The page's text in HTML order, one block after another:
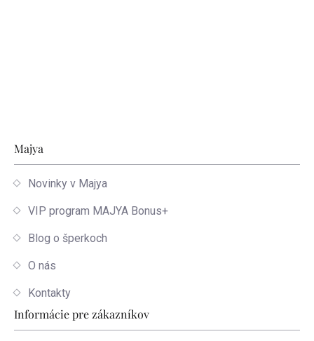
Zápätie
Majya
Novinky v Majya
VIP program MAJYA Bonus+
Blog o šperkoch
O nás
Kontakty
Informácie pre zákazníkov